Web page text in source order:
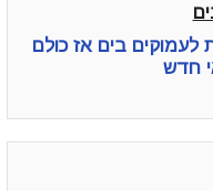
בים אז כולם
חדש